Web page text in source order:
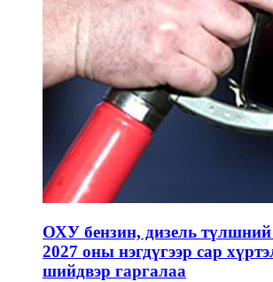
ОХУ бензин, дизель
2027 оны нэгдүгээр сар
шийдвэр гаргалаа